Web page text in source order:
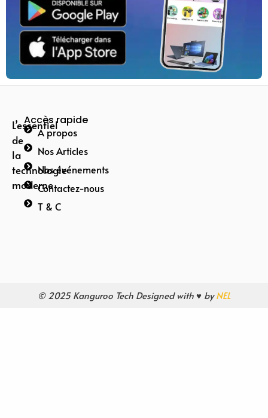
L’essentiel
de
la
technologie
moderne
Accès rapide
A propos
Nos Articles
Nos événements
Contactez-nous
T & C
© 2025 Kanguroo Tech Designed with ♥ byNEL